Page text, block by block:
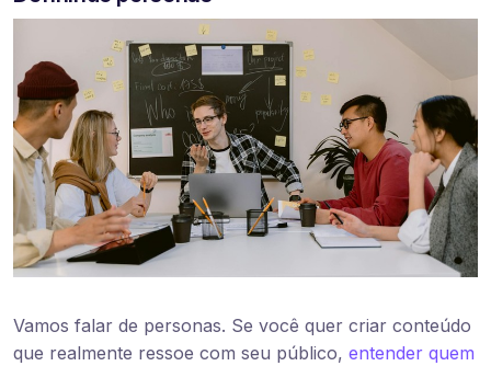
Vamos falar de personas. Se você quer criar conteúdo
que realmente ressoe com seu público, entender quem